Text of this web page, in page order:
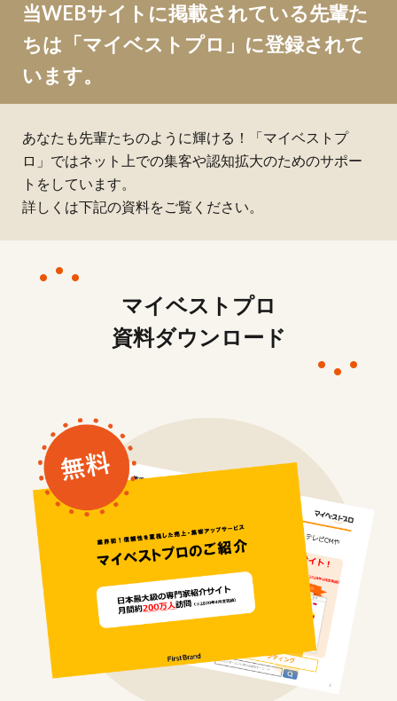
当WEBサイトに掲載されている先輩た
ちは「マイベストプロ」に登録されて
います。
あなたも先輩たちのように輝ける！「マイベストプ
ロ」ではネット上での集客や認知拡大のためのサポー
トをしています。
詳しくは下記の資料をご覧ください。
マイベストプロ
資料ダウンロード